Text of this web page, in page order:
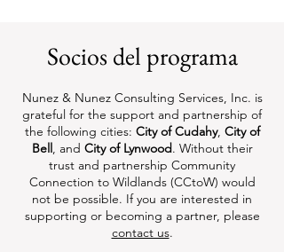
Socios del programa
Nunez & Nunez Consulting Services, Inc. is
grateful for the support and partnership of
the following cities: City of Cudahy, City of
Bell, and City of Lynwood. Without their
trust and partnership Community
Connection to Wildlands (CCtoW) would
not be possible. If you are interested in
supporting or becoming a partner, please
contact us.